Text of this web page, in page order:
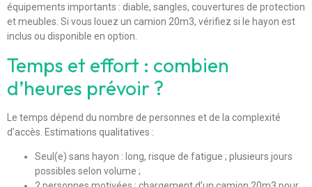
équipements importants : diable, sangles, couvertures de protection
et meubles. Si vous louez un camion 20m3, vérifiez si le hayon est
inclus ou disponible en option.
Temps et effort : combien
d’heures prévoir ?
Le temps dépend du nombre de personnes et de la complexité
d’accès. Estimations qualitatives :
Seul(e) sans hayon : long, risque de fatigue ; plusieurs jours
possibles selon volume ;